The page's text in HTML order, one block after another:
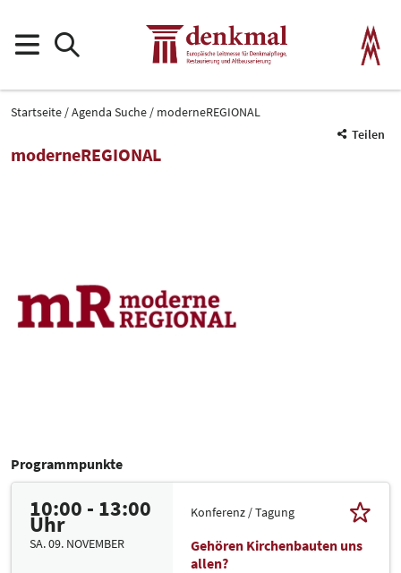
Startseite Agenda Suche
moderneREGIONAL
Teilen
moderneREGIONAL
Programmpunkte
10:00 - 13:00
Uhr
SA. 09. NOVEMBER
Konferenz / Tagung
Gehören Kirchenbauten uns
allen?